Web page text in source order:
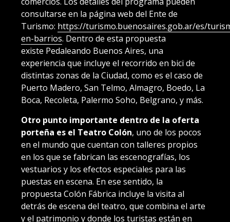
consultarse en la página web del Ente de
Turismo: https://turismo.buenosaires.gob.ar/es/
en-barrios. Dentro de esta propuesta
existe Pedaleando Buenos Aires, una
experiencia que incluye el recorrido en bici de
distintas zonas de la Ciudad, como es el caso de
Puerto Madero, San Telmo, Almagro, Boedo, La
Boca, Recoleta, Palermo Soho, Belgrano, y más.
Otro punto importante dentro de la oferta
porteña es el Teatro Colón, uno de los pocos
en el mundo que cuentan con talleres propios
en los que se fabrican las escenografías, los
vestuarios y los efectos especiales para las
puestas en escena. En ese sentido, la
propuesta Colón Fábrica incluye la visita al
detrás de escena del teatro, que combina el arte
y el patrimonio y donde los turistas están en